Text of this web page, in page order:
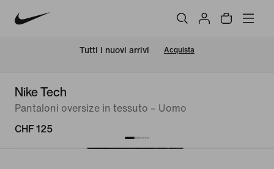
Tutti i nuovi arrivi Acquista
Nike Tech
Pantaloni oversize in tessuto – Uomo
CHF 125